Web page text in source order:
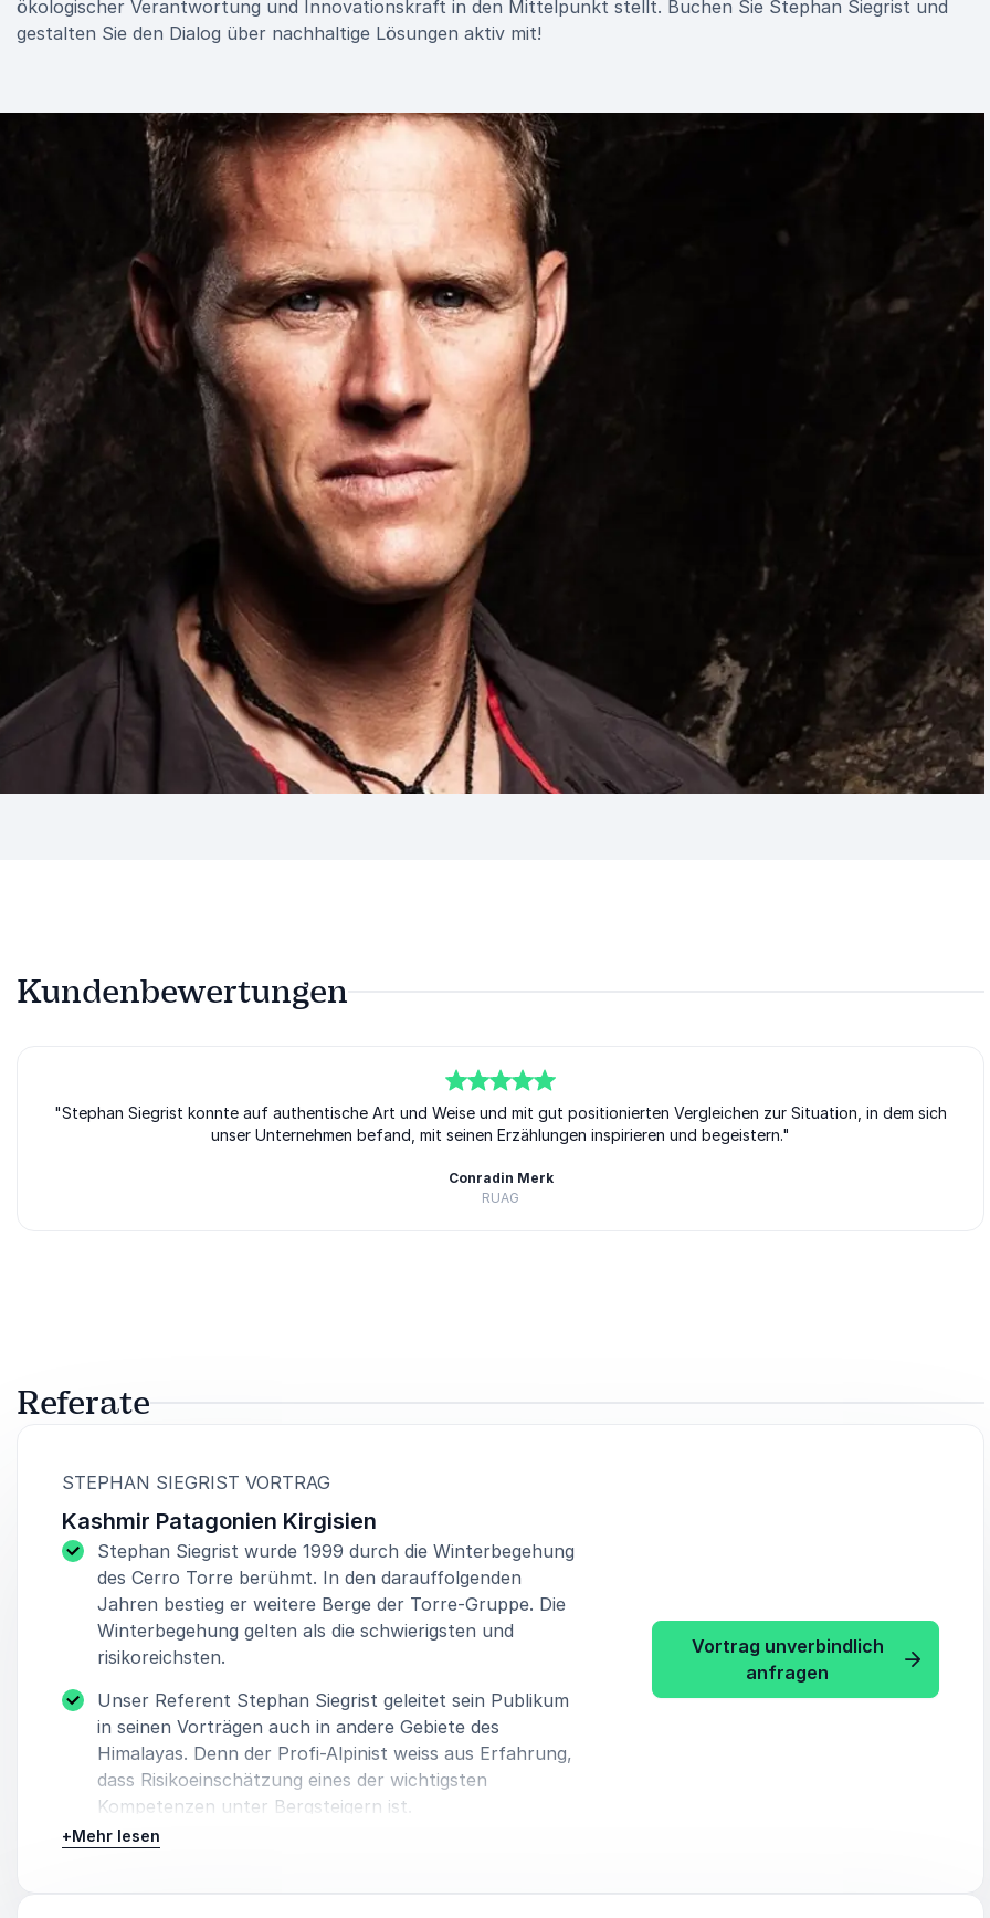
ökologischer Verantwortung und Innovationskraft in den Mittelpunkt stellt. Buchen Sie Stephan Siegrist und
gestalten Sie den Dialog über nachhaltige Lösungen aktiv mit!
Kundenbewertungen
5von5
"Stephan Siegrist konnte auf authentische Art und Weise und mit gut positionierten Vergleichen zur Situation, in dem sich
unser Unternehmen befand, mit seinen Erzählungen inspirieren und begeistern."
Conradin Merk
RUAG
Referate
STEPHAN SIEGRIST VORTRAG
Kashmir Patagonien Kirgisien
Stephan Siegrist wurde 1999 durch die Winterbegehung
des Cerro Torre berühmt. In den darauffolgenden
Jahren bestieg er weitere Berge der Torre-Gruppe. Die
Winterbegehung gelten als die schwierigsten und
risikoreichsten.
Unser Referent Stephan Siegrist geleitet sein Publikum
in seinen Vorträgen auch in andere Gebiete des
Himalayas. Denn der Profi-Alpinist weiss aus Erfahrung,
dass Risikoeinschätzung eines der wichtigsten
Kompetenzen unter Bergsteigern ist.
+Mehr lesen
Vortrag unverbindlich
anfragen : Stephan